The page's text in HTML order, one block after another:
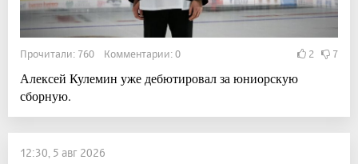
Прочитали: 760 Комментарии: 0 2 7
Алексей Кулемин уже дебютировал за юниорскую
сборную.
12:30, 5 авг 2026